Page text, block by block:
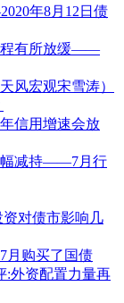
年8月12日债
程有所放缓——
风宏观宋雪涛）
信用增速会放
幅减持——7月行
对债市影响几
月购买了国债
:外资配置力量再